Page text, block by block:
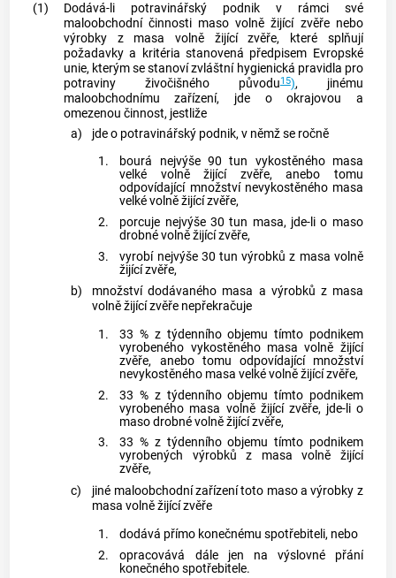
(1)
Dodává-li potravinářský podnik v rámci své
maloobchodní činnosti maso volně žijící zvěře nebo
výrobky z masa volně žijící zvěře, které splňují
požadavky a kritéria stanovená předpisem Evropské
unie, kterým se stanoví zvláštní hygienická pravidla pro
potraviny živočišného původu15), jinému
maloobchodnímu zařízení, jde o okrajovou a
omezenou činnost, jestliže
a)
jde o potravinářský podnik, v němž se ročně
1.
bourá nejvýše 90 tun vykostěného masa
velké volně žijící zvěře, anebo tomu
odpovídající množství nevykostěného masa
velké volně žijící zvěře,
2.
porcuje nejvýše 30 tun masa, jde-li o maso
drobné volně žijící zvěře,
3.
vyrobí nejvýše 30 tun výrobků z masa volně
žijící zvěře,
b)
množství dodávaného masa a výrobků z masa
volně žijící zvěře nepřekračuje
1.
33 % z týdenního objemu tímto podnikem
vyrobeného vykostěného masa volně žijící
zvěře, anebo tomu odpovídající množství
nevykostěného masa velké volně žijící zvěře,
2.
33 % z týdenního objemu tímto podnikem
vyrobeného masa volně žijící zvěře, jde-li o
maso drobné volně žijící zvěře,
3.
33 % z týdenního objemu tímto podnikem
vyrobených výrobků z masa volně žijící
zvěře,
c)
jiné maloobchodní zařízení toto maso a výrobky z
masa volně žijící zvěře
1.
dodává přímo konečnémuspotřebiteli, nebo
2.
opracovává dále jen na výslovné přání
konečnéhospotřebitele.